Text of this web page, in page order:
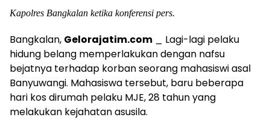
Kapolres Bangkalan ketika konferensi pers.
Bangkalan, Gelorajatim.com _ Lagi-lagi pelaku
hidung belang memperlakukan dengan nafsu
bejatnya terhadap korban seorang mahasiswi asal
Banyuwangi. Mahasiswa tersebut, baru beberapa
hari kos dirumah pelaku MJE, 28 tahun yang
melakukan kejahatan asusila.